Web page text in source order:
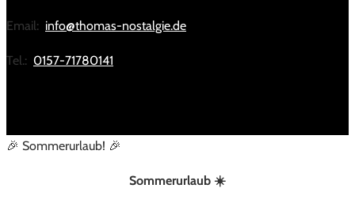
Email: info@thomas-nostalgie.de
Tel.: 0157-71780141
🎉 Sommerurlaub! 🎉
Sommerurlaub ☀️